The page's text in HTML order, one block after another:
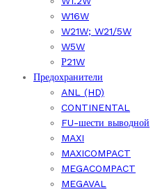
W16W
W21W; W21/5W
W5W
Р21W
Предохранители
ANL (HD)
CONTINENTAL
FU-шести выводной
MAXI
MAXICOMPACT
MEGACOMPACT
MEGAVAL